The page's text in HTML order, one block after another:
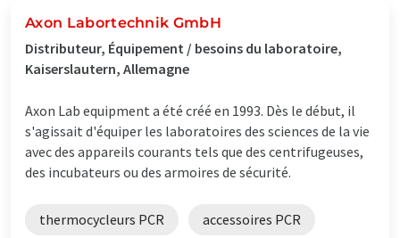
Axon Labortechnik GmbH
Distributeur, Équipement / besoins du laboratoire,
Kaiserslautern, Allemagne
Axon Lab equipment a été créé en 1993. Dès le début, il
s'agissait d'équiper les laboratoires des sciences de la vie
avec des appareils courants tels que des centrifugeuses,
des incubateurs ou des armoires de sécurité.
thermocycleurs PCR accessoires PCR